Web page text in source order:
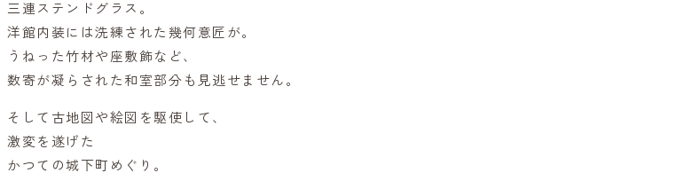
三連ステンドグラス。
洋館内装には洗練された幾何意匠が。
うねった竹材や座敷飾など、
数寄が凝らされた和室部分も見逃せません。
そして古地図や絵図を駆使して、
激変を遂げた
かつての城下町めぐり。